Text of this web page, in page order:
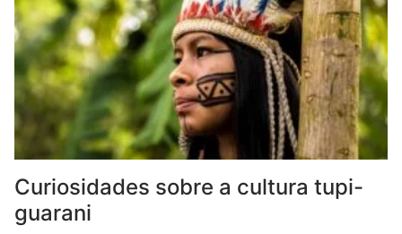
Curiosidades sobre a cultura tupi-
guarani